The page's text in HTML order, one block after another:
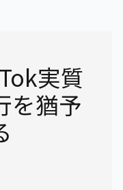
実質
を猶予